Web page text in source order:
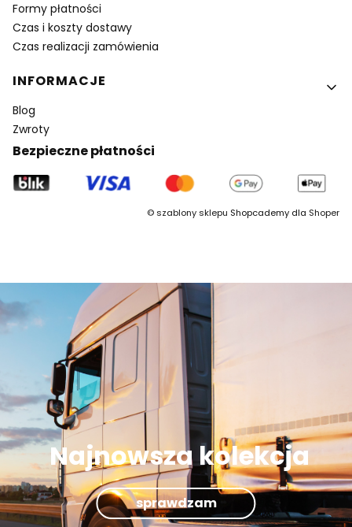
Formy płatności
Czas i koszty dostawy
Czas realizacji zamówienia
INFORMACJE
Blog
Zwroty
Bezpieczne płatności
©szablony sklepu Shopcademy dla Shoper
Najnowsza kolekcja
sprawdzam